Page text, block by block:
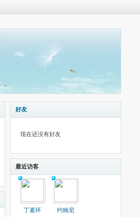
好友
现在还没有好友
最近访客
丁素环
约翰尼